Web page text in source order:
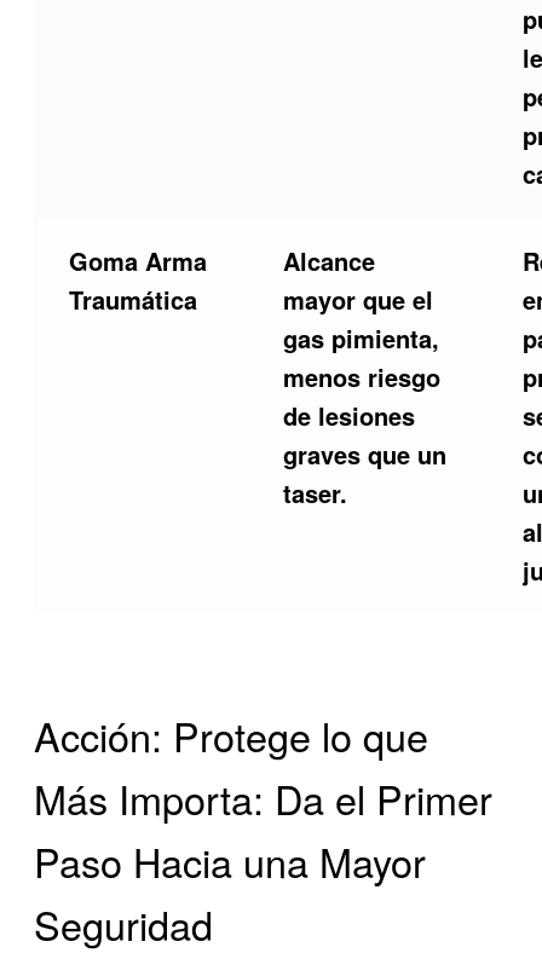
Goma Arma
Traumática
Alcance
mayor que el
gas pimienta,
menos riesgo
de lesiones
graves que un
taser.
Acción: Protege lo que
Más Importa: Da el Primer
Paso Hacia una Mayor
Seguridad